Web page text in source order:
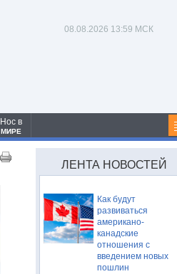
08.08.2026 13:59 МСК
Нос в
МИРЕ
ЛЕНТА НОВОСТЕЙ
Как будут
развиваться
американо-
канадские
отношения с
введением новых
пошлин